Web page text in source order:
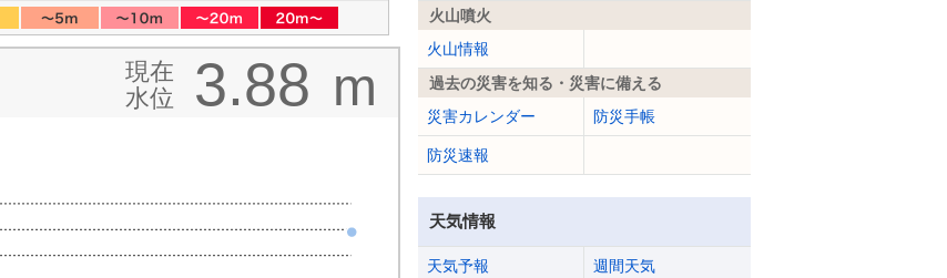
現在
水位
3.88 m
火山噴火
火山情報
過去の災害を知る・災害に備える
災害カレンダー
防災手帳
防災速報
天気情報
天気予報 週間天気